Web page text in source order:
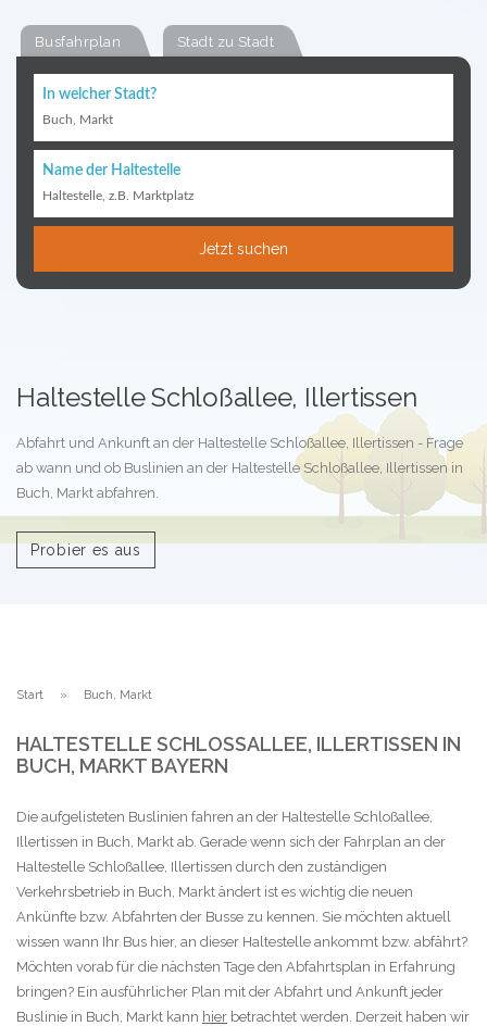
Busfahrplan Stadt zu Stadt
In welcher Stadt?
Buch, Markt
Name der Haltestelle
Haltestelle, z.B. Marktplatz
Jetzt suchen
Haltestelle Schloßallee, Illertissen
Abfahrt und Ankunft an der Haltestelle Schloßallee, Illertissen - Frage
ab wann und ob Buslinien an der Haltestelle Schloßallee, Illertissen in
Buch, Markt abfahren.
Probier es aus
Start Buch, Markt
HALTESTELLE SCHLOSSALLEE, ILLERTISSEN IN B
UCH, MARKT BAYERN
Die aufgelisteten Buslinien fahren an der Haltestelle Schloßallee,
Illertissen in Buch, Markt ab. Gerade wenn sich der Fahrplan an der
Haltestelle Schloßallee, Illertissen durch den zuständigen
Verkehrsbetrieb in Buch, Markt ändert ist es wichtig die neuen
Ankünfte bzw. Abfahrten der Busse zu kennen. Sie möchten aktuell
wissen wann Ihr Bus hier, an dieser Haltestelle ankommt bzw. abfährt?
Möchten vorab für die nächsten Tage den Abfahrtsplan in Erfahrung
bringen? Ein ausführlicher Plan mit der Abfahrt und Ankunft jeder
Buslinie in Buch, Markt kann hier betrachtet werden. Derzeit haben wir